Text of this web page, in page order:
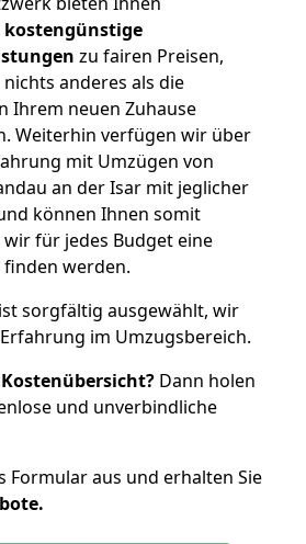
kostengünstige
zu fairen Preisen,
anderes als die
Ihrem neuen Zuhause
Weiterhin verfügen wir über
mit Umzügen von
an der Isar mit jeglicher
können Ihnen somit
für jedes Budget eine
finden werden.
ist sorgfältig ausgewählt, wir
im Umzugsbereich.
Kostenübersicht? Dann holen
und unverbindliche
Formular aus und erhalten Sie